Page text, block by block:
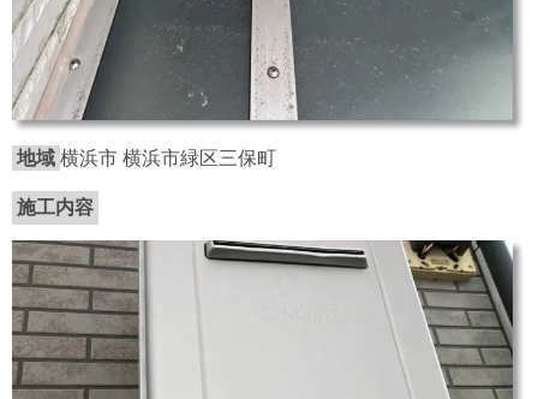
地域 横浜市 横浜市緑区三保町
施工内容